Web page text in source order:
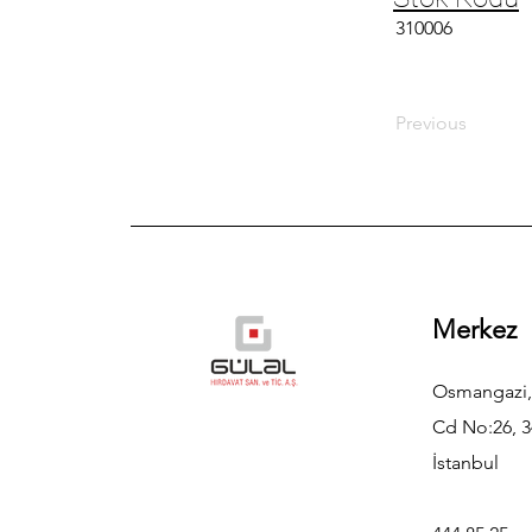
310006
Previous
Merkez
Cd No:26,
İstanbul